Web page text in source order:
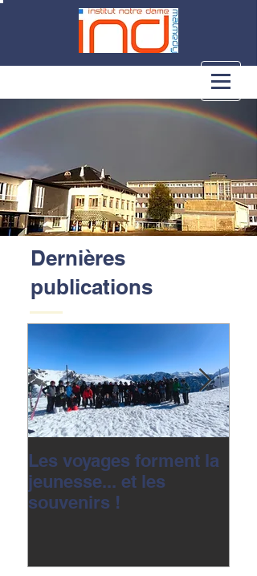
Dernières
publications
Les voyages forment la
jeunesse... et les
souvenirs !